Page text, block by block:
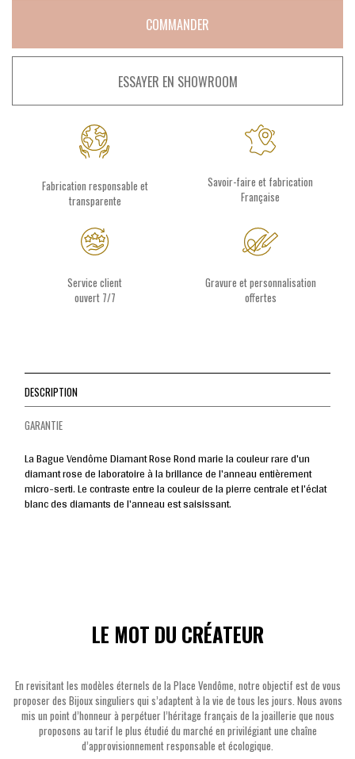
COMMANDER
ESSAYER EN SHOWROOM
Fabrication responsable et
transparente
Savoir-faire et fabrication
Française
Service client
ouvert 7/7
Gravure et personnalisation
offertes
DESCRIPTION
GARANTIE
La Bague Vendôme Diamant Rose Rond marie la couleur rare d'un
diamant rose de laboratoire à la brillance de l'anneau entièrement
micro-serti. Le contraste entre la couleur de la pierre centrale et l'éclat
blanc des diamants de l'anneau est saisissant.
LE MOT DU CRÉATEUR
En revisitant les modèles éternels de la Place Vendôme, notre objectif est de vous
proposer des Bijoux singuliers qui s’adaptent à la vie de tous les jours. Nous avons
mis un point d’honneur à perpétuer l’héritage français de la joaillerie que nous
proposons au tarif le plus étudié du marché en privilégiant une chaîne
d’approvisionnement responsable et écologique.